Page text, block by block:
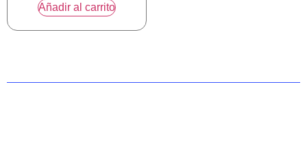
Añadir al carrito